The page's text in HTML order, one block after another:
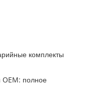
комплекты
полное